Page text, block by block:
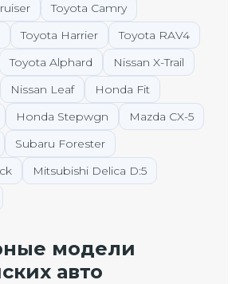
Toyota Camry
Toyota Harrier
Toyota RAV4
Toyota Alphard
Nissan X-Trail
Nissan Leaf
Honda Fit
Honda Stepwgn
Mazda CX-5
Subaru Forester
Mitsubishi Delica D:5
модели
авто